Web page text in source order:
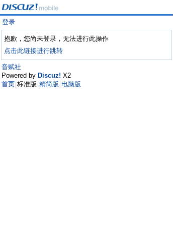
登录
抱歉，您尚未登录，无法进行此操作
点击此链接进行跳转
音赋社
Powered by Discuz! X2
首页 标准版 精简版 电脑版